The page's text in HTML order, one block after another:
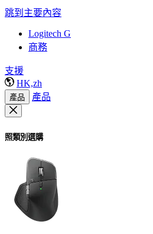
跳到主要內容
Logitech G
商務
支援
HK,zh
產品 產品
照類別選購